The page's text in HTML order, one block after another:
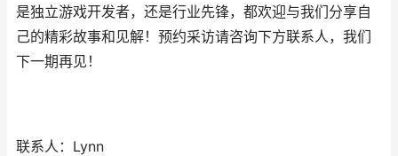
是独立游戏开发者，还是行业先锋，都欢迎与我们分享自
己的精彩故事和见解！预约采访请咨询下方联系人，我们
下一期再见！
联系人：Lynn